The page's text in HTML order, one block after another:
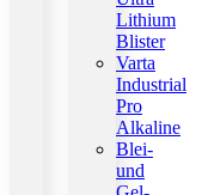
Lithium
Blister
Varta
Industrial
Pro
Alkaline
Blei-
und